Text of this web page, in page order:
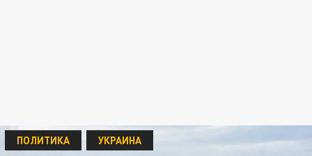
ПОЛИТИКА УКРАИНА